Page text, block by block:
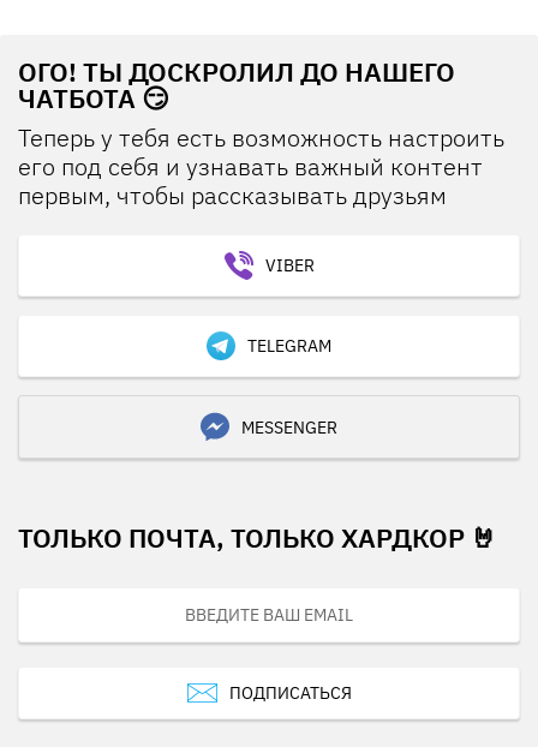
ОГО! ТЫ ДОСКРОЛИЛ ДО НАШЕГО
ЧАТБОТА 😏
Теперь у тебя есть возможность настроить
его под себя и узнавать важный контент
первым, чтобы рассказывать друзьям
VIBER
TELEGRAM
MESSENGER
ТОЛЬКО ПОЧТА, ТОЛЬКО ХАРДКОР 🤘
ПОДПИСАТЬСЯ